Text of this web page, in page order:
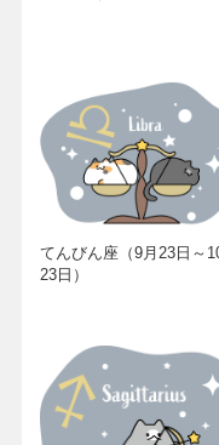
てんびん座（9月23日～
23日）